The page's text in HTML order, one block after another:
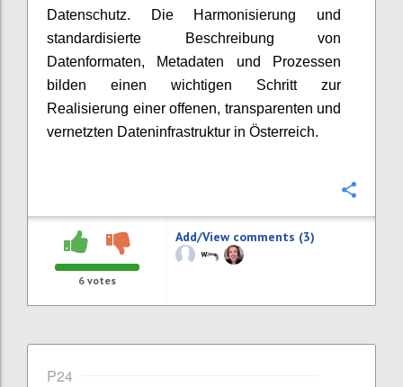
Datenschutz. Die Harmonisierung und
standardisierte Beschreibung von
Datenformaten, Metadaten und Prozessen
bilden einen wichtigen Schritt zur
Realisierung einer offenen, transparenten und
vernetzten Dateninfrastruktur in Österreich.
6 votes
Add/View comments (3)
P24